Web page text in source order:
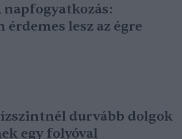
érdemes lesz az égre
durvább dolgok
egy folyóval